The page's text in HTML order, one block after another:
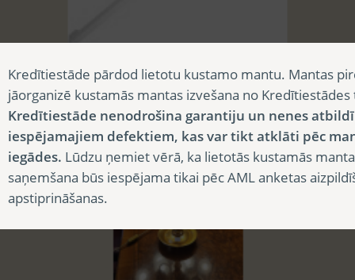
46,50€
Kredītiestāde pārdod lietotu kustamo mantu. Mantas
jāorganizē kustamās mantas izvešana no
Kredītiestāde nenodrošina garantiju un nenes
iespējamajiem defektiem, kas var tikt atklāti pēc
iegādes. Lūdzu ņemiet vērā, ka lietotās kustamās
saņemšana būs iespējama tikai pēc AML anketas
apstiprināšanas.